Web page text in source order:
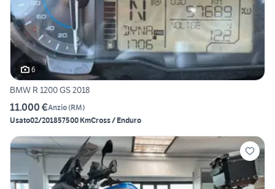
6
BMW R 1200 GS 2018
11.000 €Anzio(RM)
Usato02/201857500 KmCross / Enduro